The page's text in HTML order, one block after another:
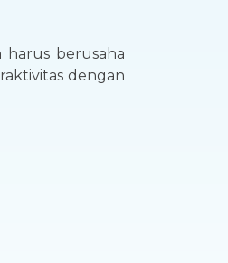
harus berusaha
dengan